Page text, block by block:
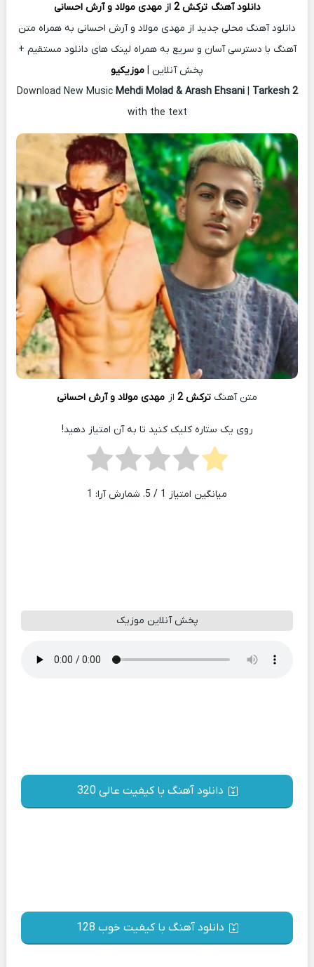
دانلود آهنگ ترکش 2 ازمهدی مولاد و آرش احسانی
دانلود آهنگ محلی جدید از مهدی مولاد و آرش احسانی به همراه متن
آهنگ با دسترسی آسان و سریع به همراه لینک های دانلود مستقیم +
پخش آنلاین | موزیکیو
Download New Music Mehdi Molad & Arash Ehsani| Tarkesh 2
with the text
متن آهنگ ترکش 2 از مهدی مولاد و آرش احسانی
روی یک ستاره کلیک کنید تا به آن امتیاز دهید!
میانگین امتیاز 1 / 5. شمارش آرا: 1
پخش آنلاین موزیک
دانلود آهنگ با کیفیت عالی 320
دانلود آهنگ با کیفیت خوب 128